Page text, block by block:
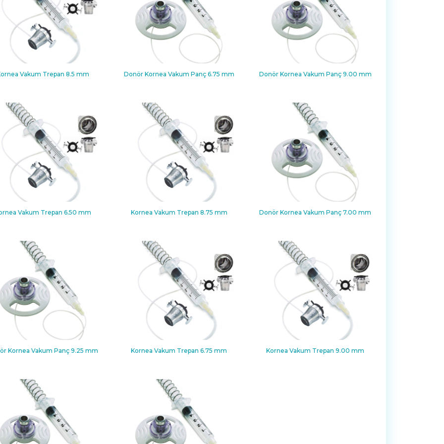
Vakum Trepan 8.5 mm Donör Kornea Vakum Panç 6.75 mm Donör Kornea Vakum Panç 9.00 mm
Vakum Trepan 6.50 mm Kornea Vakum Trepan 8.75 mm Donör Kornea Vakum Panç 7.00 mm
Kornea Vakum Panç 9.25 mm Kornea Vakum Trepan 6.75 mm Kornea Vakum Trepan 9.00 mm